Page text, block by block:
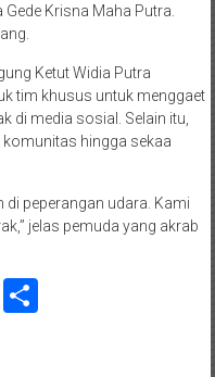
Krisna Maha Putra.
Ketut Widia Putra
tim khusus untuk menggaet
di media sosial. Selain itu,
komunitas hingga sekaa
di peperangan udara. Kami
jelas pemuda yang akrab
Share